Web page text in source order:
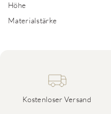
Höhe
Materialstärke
Kostenloser Versand